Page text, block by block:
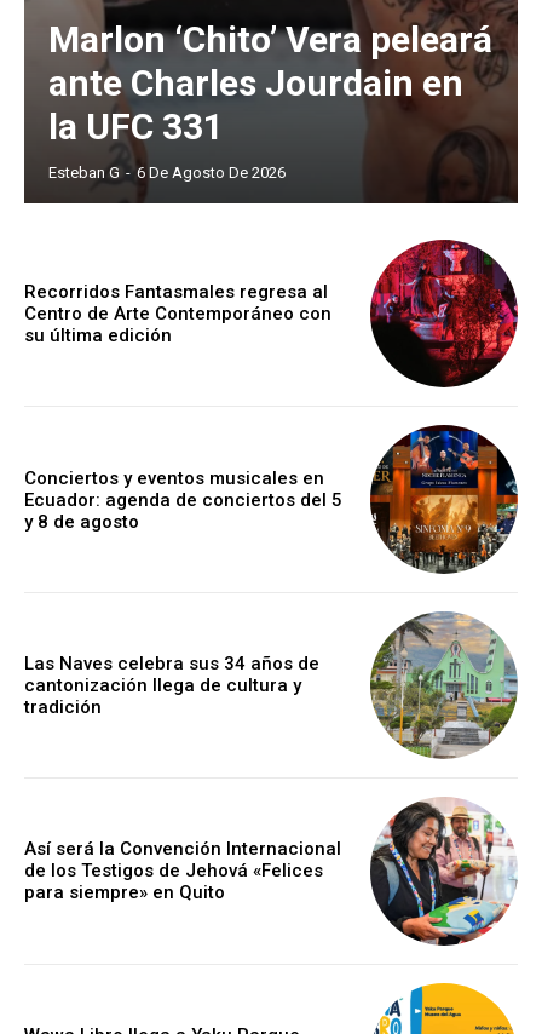
Marlon ‘Chito’ Vera peleará
ante Charles Jourdain en
la UFC 331
Esteban G - 6 De Agosto De 2026
Recorridos Fantasmales regresa al
Centro de Arte Contemporáneo con
su última edición
Conciertos y eventos musicales en
Ecuador: agenda de conciertos del 5
y 8 de agosto
Las Naves celebra sus 34 años de
cantonización llega de cultura y
tradición
Así será la Convención Internacional
de los Testigos de Jehová «Felices
para siempre» en Quito